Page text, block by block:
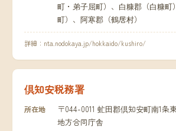
町・弟子屈町）、白糠郡（白糠町
町）、阿寒郡（鶴居村）
詳細： nta.nodokaya.jp/hokkaido/kushiro/
倶知安税務署
所在地
〒044-0011 虻田郡倶知安町南1条
地方合同庁舎